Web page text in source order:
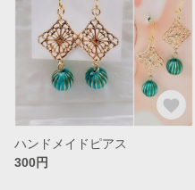
ハンドメイドピアス
300円